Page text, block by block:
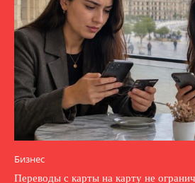
Бизнес
Переводы с карты на карту не